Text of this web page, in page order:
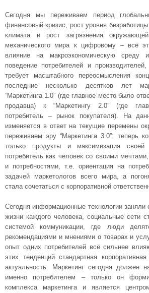
Сегодня мы переживаем период
финансовый кризис, рост уровня
климата и рост загрязнения
механического мира к цифровому – всё
влияние на макроэкономическую среду
поведение потребителей и
требует масштабного переосмысления
последние несколько десятков лет
“Маркетинга 1.0” (где главное место было
продавца) к “Маркетингу 2.0” (где
потребитель – рынок покупателя). На
изменяется в ответ на текущие перемены
переживаем эру “Маркетинга 3.0”: теперь
только продукты и максимизация
потребитель как человек со своими
и потребностями, т.е. ориентация на
задачей маркетологов всего мира, а
стала сочетаться с корпоративной
Сегодня информационные технологии заняли
жизни каждого человека, социальные сети
системой коммуникации, где люди
рекомендациями и мнениями о товарах и
опыт одних потребителей всё сильнее
этих тенденций стандартная
актуальность. Маркетинг сегодня должен
именно потребителем – только он
комплекса маркетинга и является